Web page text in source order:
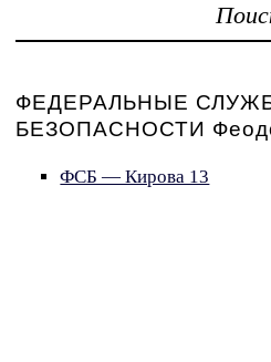
ФЕДЕРАЛЬНЫЕ
БЕЗОПАСНОСТИ
ФСБ — Кирова 13